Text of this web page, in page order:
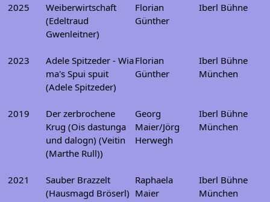
2025
Weiberwirtschaft
(Edeltraud
Gwenleitner)
Florian
Günther
Iberl Bühne
2023
Adele Spitzeder - Wia
ma's Spui spuit
(Adele Spitzeder)
Florian
Günther
Iberl Bühne
München
2019
Der zerbrochene
Krug (Ois dastunga
und dalogn) (Veitin
(Marthe Rull))
Georg
Maier/Jörg
Herwegh
Iberl Bühne
München
2021
Sauber Brazzelt
(Hausmagd Bröserl)
Raphaela
Maier
Iberl Bühne
München